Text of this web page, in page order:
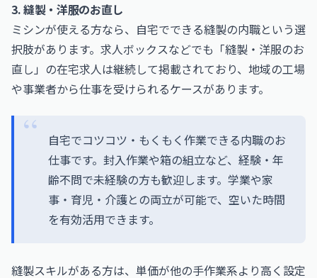
3. 縫製・洋服のお直し
ミシンが使える方なら、自宅でできる縫製の内職という選
択肢があります。求人ボックスなどでも「縫製・洋服のお
直し」の在宅求人は継続して掲載されており、地域の工場
や事業者から仕事を受けられるケースがあります。
自宅でコツコツ・もくもく作業できる内職のお
仕事です。封入作業や箱の組立など、経験・年
齢不問で未経験の方も歓迎します。学業や家
事・育児・介護との両立が可能で、空いた時間
を有効活用できます。
縫製スキルがある方は、単価が他の手作業系より高く設定